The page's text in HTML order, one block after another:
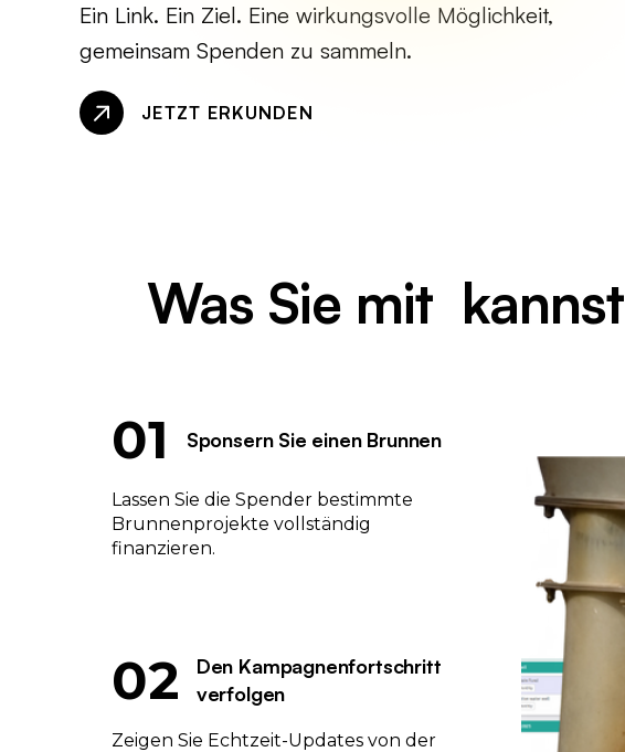
Ein Link. Ein Ziel. Eine wirkungsvolle Möglichkeit,
gemeinsam Spenden zu sammeln.
JETZT ERKUNDEN
Was Sie mitkannst
01 Sponsern Sie einen Brunnen
Lassen Sie die Spender bestimmte
Brunnenprojekte vollständig
finanzieren.
02
Den Kampagnenfortschritt
verfolgen
Zeigen Sie Echtzeit-Updates von der